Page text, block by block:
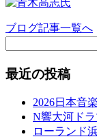
ブログ記事一覧へ
最近の投稿
2026日本音
N響大河ドラ
ローランド